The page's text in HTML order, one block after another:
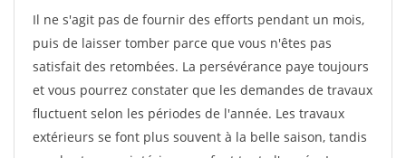
Il ne s'agit pas de fournir des efforts pendant un mois,
puis de laisser tomber parce que vous n'êtes pas
satisfait des retombées. La persévérance paye toujours
et vous pourrez constater que les demandes de travaux
fluctuent selon les périodes de l'année. Les travaux
extérieurs se font plus souvent à la belle saison, tandis